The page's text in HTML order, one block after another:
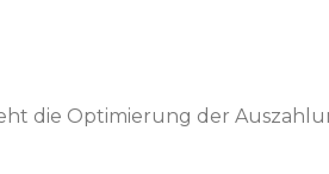
die Optimierung der